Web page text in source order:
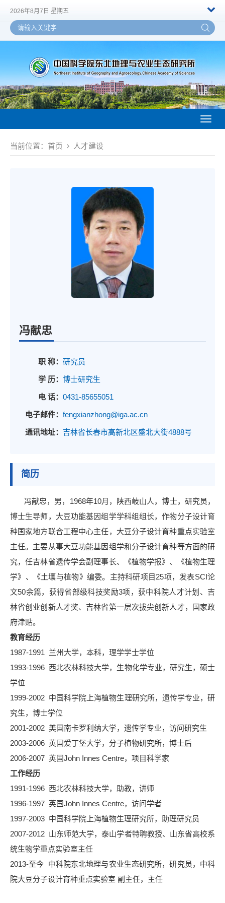
2026年8月7日 星期五
当前位置： 首页 人才建设
冯献忠
职 称： 研究员
学 历： 博士研究生
电 话： 0431-85655051
电子邮件： fengxianzhong@iga.ac.cn
通讯地址： 吉林省长春市高新北区盛北大街4888号
简历
冯献忠，男，1968年10月，陕西岐山人，博士，研究员，
博士生导师，大豆功能基因组学学科组组长，作物分子设计育
种国家地方联合工程中心主任，大豆分子设计育种重点实验室
主任。主要从事大豆功能基因组学和分子设计育种等方面的研
究，任吉林省遗传学会副理事长、《植物学报》、《植物生理
学》、《土壤与植物》编委。主持科研项目25项，发表SCI论
文50余篇，获得省部级科技奖励3项，获中科院人才计划、吉
林省创业创新人才奖、吉林省第一层次拔尖创新人才，国家政
府津贴。
教育经历
1987-1991 兰州大学，本科，理学学士学位
1993-1996 西北农林科技大学，生物化学专业，研究生，硕士
学位
1999-2002 中国科学院上海植物生理研究所，遗传学专业，研
究生，博士学位
2001-2002 美国南卡罗利纳大学，遗传学专业，访问研究生
2003-2006 英国爱丁堡大学，分子植物研究所，博士后
2006-2007 英国John Innes Centre， 项目科学家
工作经历
1991-1996 西北农林科技大学，助教，讲师
1996-1997 英国John Innes Centre，访问学者
1997-2003 中国科学院上海植物生理研究所，助理研究员
2007-2012 山东师范大学，泰山学者特聘教授、山东省高校系
统生物学重点实验室主任
2013-至今 中科院东北地理与农业生态研究所，研究员，中科
院大豆分子设计育种重点实验室 副主任，主任